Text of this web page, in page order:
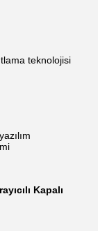
teknolojisi
Kapalı